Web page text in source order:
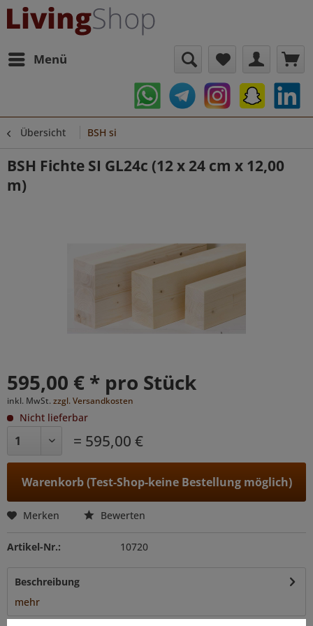
Menü
Übersicht BSH si
BSH Fichte SI GL24c (12 x 24 cm x 12,00
m)
595,00 € * pro Stück
inkl. MwSt. zzgl. Versandkosten
Nicht lieferbar
= 595,00 €
Warenkorb (Test-Shop-keine Bestellung möglich)
Merken Bewerten
Artikel-Nr.: 10720
Beschreibung
mehr